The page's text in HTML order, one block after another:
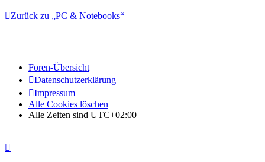
Zurück zu „PC & Notebooks“
Foren-Übersicht
Datenschutzerklärung
Impressum
Alle Cookies löschen
Alle Zeiten sind UTC+02:00